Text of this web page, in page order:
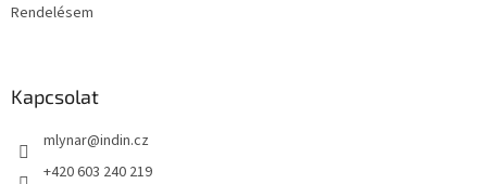
Rendelésem
Kapcsolat
mlynar@indin.cz
+420 603 240 219